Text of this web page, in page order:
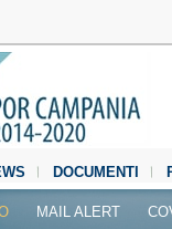
DOCUMENTI
MAIL ALERT